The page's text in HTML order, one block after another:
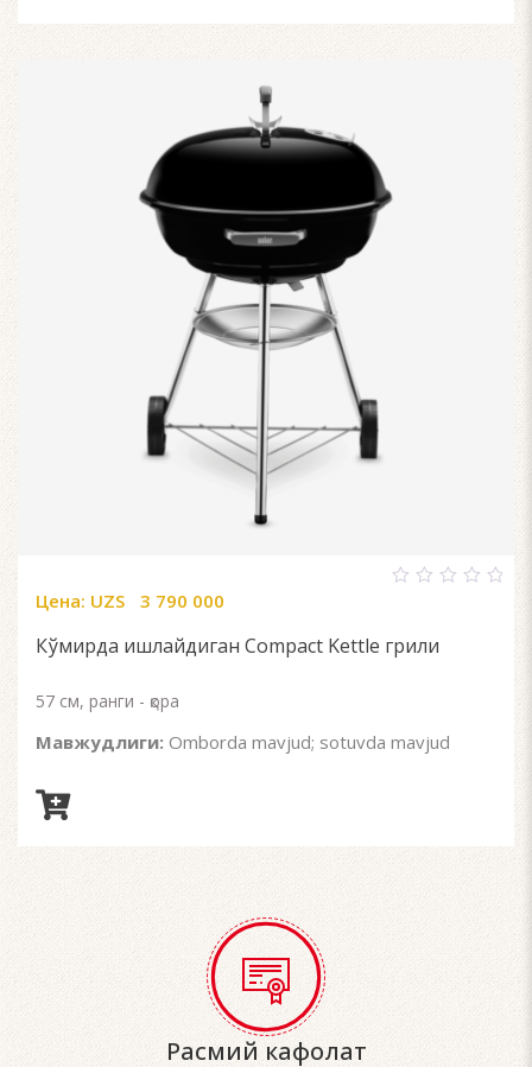
5
Цена: UZS 3 790 000
Кўмирда ишлайдиган Compact Kettle грили
57 см, ранги - қора
Мавжудлиги: Omborda mavjud; sotuvda mavjud
Расмий кафолат